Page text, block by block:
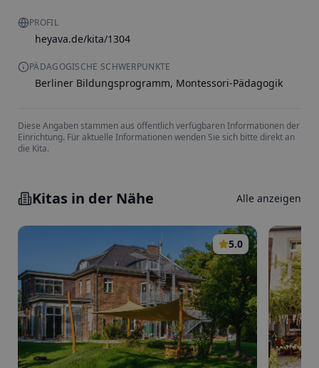
PROFIL
heyava.de/kita/1304
PÄDAGOGISCHE SCHWERPUNKTE
Berliner Bildungsprogramm, Montessori-Pädagogik
Diese Angaben stammen aus öffentlich verfügbaren Informationen der
Einrichtung. Für aktuelle Informationen wenden Sie sich bitte direkt an
die Kita.
Kitas in der Nähe Alle anzeigen
5.0